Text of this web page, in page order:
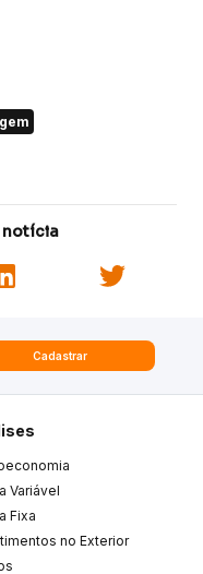
notícia
Cadastrar
Variável
Fixa
no Exterior